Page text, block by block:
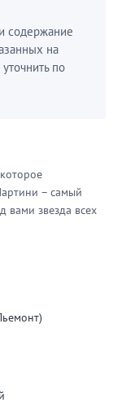
содержание
на
по
– самый
вами звезда всех